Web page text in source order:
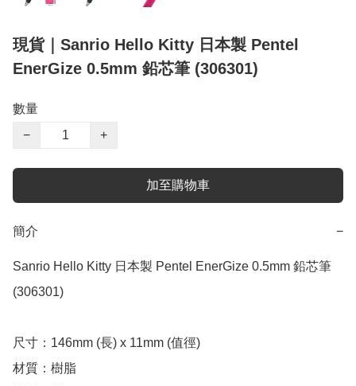
現貨｜Sanrio Hello Kitty 日本製 Pentel
EnerGize 0.5mm 鉛芯筆 (306301)
數量
−
+
加至購物車
簡介 −
Sanrio Hello Kitty 日本製 Pentel EnerGize 0.5mm 鉛芯筆
(306301)
尺寸：146mm (長) x 11mm (值徑)
材質：樹脂